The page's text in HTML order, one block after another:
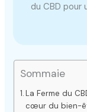
du CBD pour
Sommaie
La Ferme du
cœur du bien-